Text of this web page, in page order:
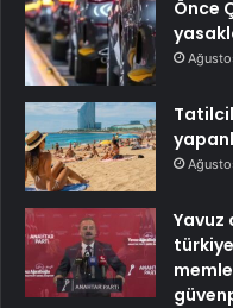
Önce
Yavuz